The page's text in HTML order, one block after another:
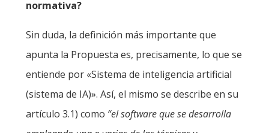
normativa?
Sin duda, la definición más importante que
apunta la Propuesta es, precisamente, lo que se
entiende por «Sistema de inteligencia artificial
(sistema de IA)». Así, el mismo se describe en su
artículo 3.1) como “el software que se desarrolla